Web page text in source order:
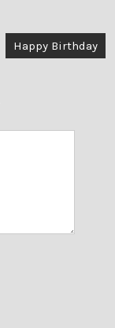
Happy Birthday